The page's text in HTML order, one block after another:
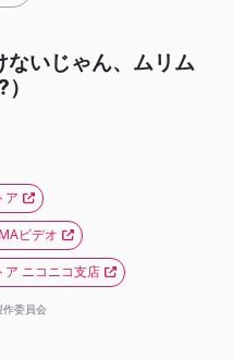
いじゃん、ムリム
ア
ビデオ
ア ニコニコ支店
作委員会